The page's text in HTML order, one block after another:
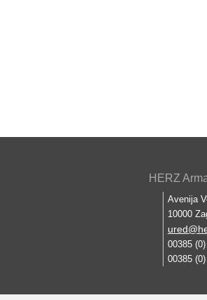
HERZ
Avenija
10000
00385
00385